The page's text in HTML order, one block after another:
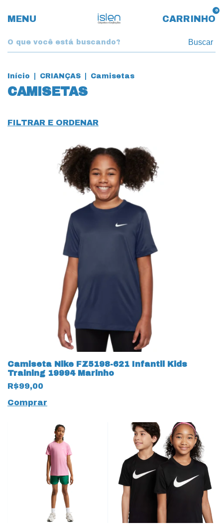
MENU CARRINHO
0
Buscar
Início CRIANÇAS Camisetas
CAMISETAS
FILTRAR E ORDENAR
Camiseta Nike FZ5198-621 Infantil Kids
Training 19994 Marinho
R$99,00
Comprar